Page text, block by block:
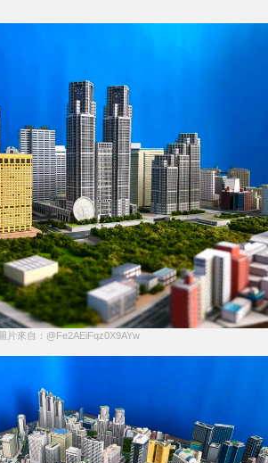
圖片來自：@Fe2AEiFqz0X9AYw